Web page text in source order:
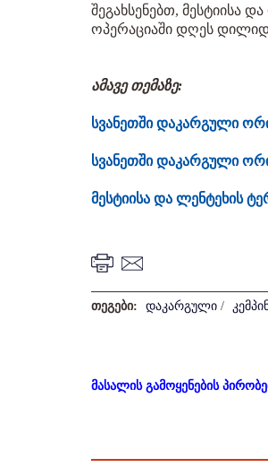
შეგახსენებთ, მესტიისა
ოპერაციაში დღეს
ამავე თემაზე:
სვანეთში დაკარგული
სვანეთში დაკარგული
მესტიისა და ლენტეხის
თეგები: დაკარგული /
მასალის გამოყენების